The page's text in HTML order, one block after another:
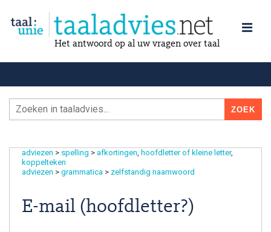
Het antwoord op al uw vragen over taal
adviezen > spelling > afkortingen hoofdletter of kleine letter
koppelteken
adviezen > grammatica > zelfstandig naamwoord
E-mail (hoofdletter?)